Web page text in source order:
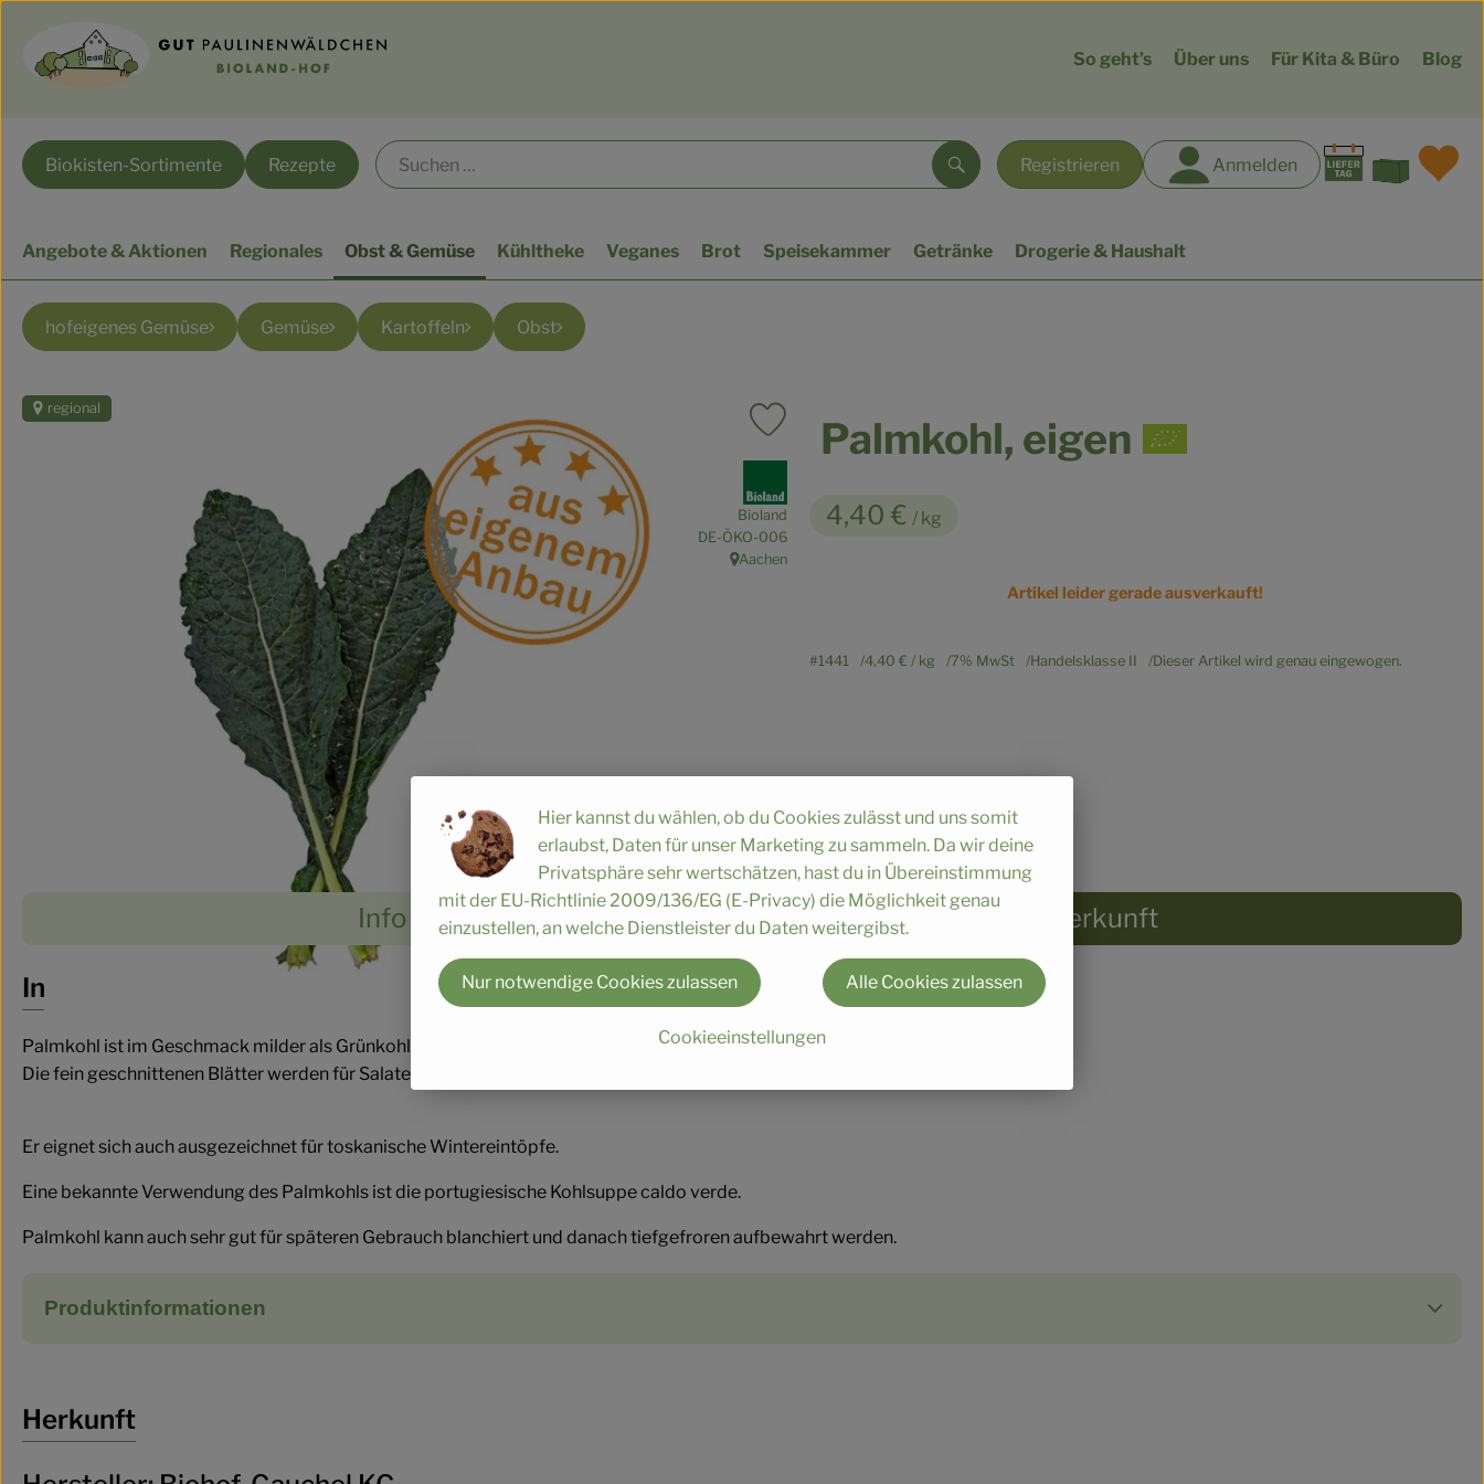
So geht’s Über uns Für Kita & Büro Blog
Registrieren Anmelden
Suchen
Biokisten-Sortimente Rezepte
Angebote & Aktionen Regionales Obst & Gemüse Kühltheke Veganes Brot Speisekammer Getränke Drogerie & Haushalt
hofeigenes Gemüse Gemüse Kartoffeln Obst
Palmkohl, eigen
4,40 € / kg
regional
Produkt zu Favouriten hinzufügen
Bioland
, Kontrollstelle:
DE-ÖKO-006
, Herkunft:
Aachen
Artikel leider gerade ausverkauft!
#1441 4,40 € / kg 7% MwSt Handelsklasse II Dieser Artikel wird genau eingewogen.
Rezepte
Info
Herkunft
Entdecke passende RezepteEs wurden keine passenden Rezepte gefunden.
Info
Palmkohl ist im Geschmack milder als Grünkohl.
Die fein geschnittenen Blätter werden für Salate oder Kochgemüse verwendet.
Er eignet sich auch ausgezeichnet für toskanische Wintereintöpfe.
Eine bekannte Verwendung des Palmkohls ist die portugiesische Kohlsuppe caldo verde.
Palmkohl kann auch sehr gut für späteren Gebrauch blanchiert und danach tiefgefroren aufbewahrt werden.
Produktinformationen
Herkunft
Hier kannst du wählen, ob du Cookies zulässt und uns somit
erlaubst, Daten für unser Marketing zu sammeln. Da wir deine
Privatsphäre sehr wertschätzen, hast du in Übereinstimmung
mit der EU-Richtlinie 2009/136/EG (E-Privacy) die Möglichkeit genau
einzustellen, an welche Dienstleister du Daten weitergibst.
Cookieeinstellungen
Nur notwendige Cookies zulassen Alle Cookies zulassen